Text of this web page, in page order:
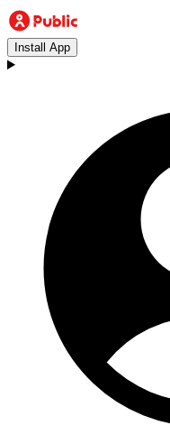
Install App